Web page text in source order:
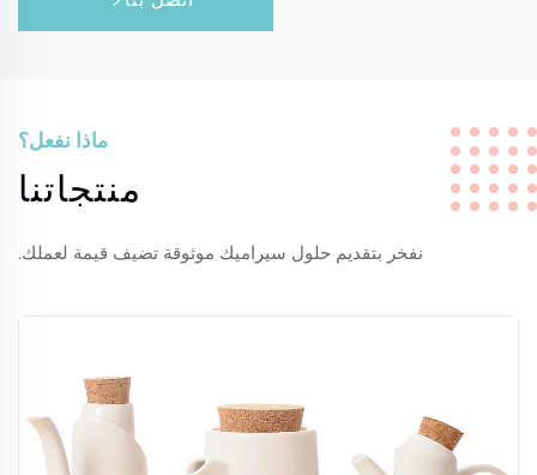
ماذا نفعل؟
منتجاتنا
نفخر بتقديم حلول سيراميك موثوقة تضيف قيمة لعملك.